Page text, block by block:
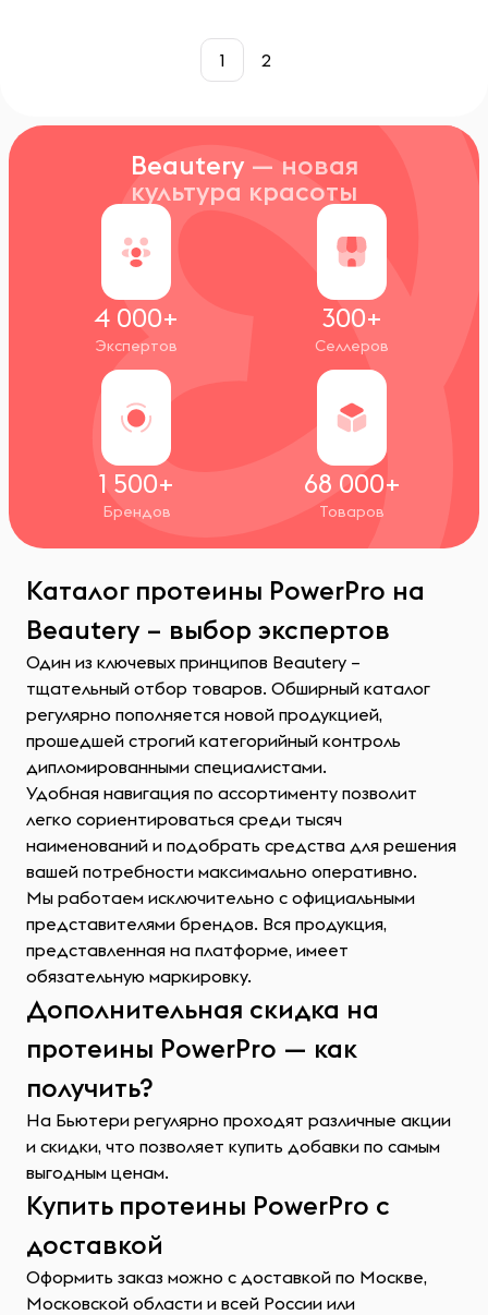
1 2
Beautery — новая
культура красоты
4 000+
Экспертов
300+
Селлеров
1 500+
Брендов
68 000+
Товаров
Каталог протеины PowerPro на
Beautery – выбор экспертов
Один из ключевых принципов Beautery –
тщательный отбор товаров. Обширный каталог
регулярно пополняется новой продукцией,
прошедшей строгий категорийный контроль
дипломированными специалистами.
Удобная навигация по ассортименту позволит
легко сориентироваться среди тысяч
наименований и подобрать средства для решения
вашей потребности максимально оперативно.
Мы работаем исключительно с официальными
представителями брендов. Вся продукция,
представленная на платформе, имеет
обязательную маркировку.
Дополнительная скидка на
протеины PowerPro — как
получить?
На Бьютери регулярно проходят различные акции
и скидки, что позволяет купить добавки по самым
выгодным ценам.
Купить протеины PowerPro с
доставкой
Оформить заказ можно с доставкой по Москве,
Московской области и всей России или